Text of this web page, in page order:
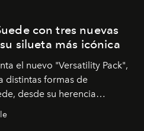
con tres nuevas
silueta más icónica
el nuevo "Versatility Pack",
distintas formas de
desde su herencia
moderna inspirada en el